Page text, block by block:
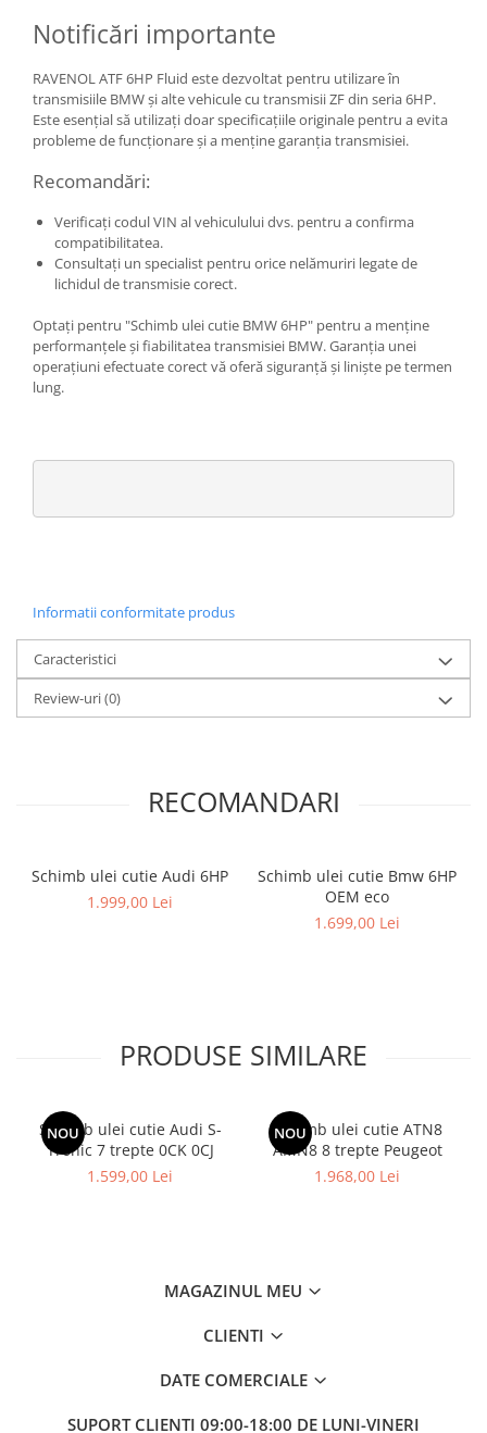
Notificări importante
RAVENOL ATF 6HP Fluid este dezvoltat pentru utilizare în
transmisiile BMW și alte vehicule cu transmisii ZF din seria 6HP.
Este esențial să utilizați doar specificațiile originale pentru a evita
probleme de funcționare și a menține garanția transmisiei.
Recomandări:
Verificați codul VIN al vehiculului dvs. pentru a confirma
compatibilitatea.
Consultați un specialist pentru orice nelămuriri legate de
lichidul de transmisie corect.
Optați pentru "Schimb ulei cutie BMW 6HP" pentru a menține
performanțele și fiabilitatea transmisiei BMW. Garanția unei
operațiuni efectuate corect vă oferă siguranță și liniște pe termen
lung.
Informatii conformitate produs
Caracteristici
Review-uri(0)
RECOMANDARI
Schimb ulei cutie Audi 6HP
1.999,00 Lei
Schimb ulei cutie Bmw 6HP
OEM eco
1.699,00 Lei
PRODUSE SIMILARE
NOU
Schimb ulei cutie Audi S-
Tronic 7 trepte 0CK 0CJ
1.599,00 Lei
NOU
Schimb ulei cutie ATN8
AMN8 8 trepte Peugeot
1.968,00 Lei
MAGAZINUL MEU
CLIENTI
DATE COMERCIALE
SUPORT CLIENTI 09:00-18:00 DE LUNI-VINERI